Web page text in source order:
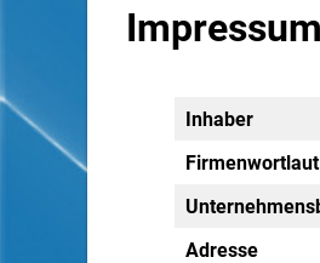
Inhaber
Adresse